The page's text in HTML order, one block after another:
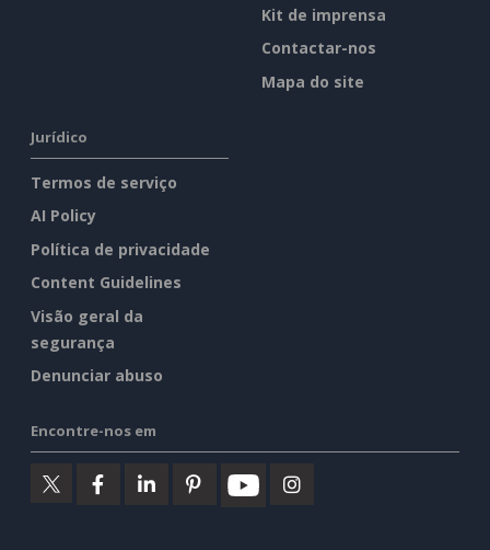
Kit de imprensa
Contactar-nos
Mapa do site
Jurídico
Termos de serviço
AI Policy
Política de privacidade
Content Guidelines
Visão geral da
segurança
Denunciar abuso
Encontre-nos em